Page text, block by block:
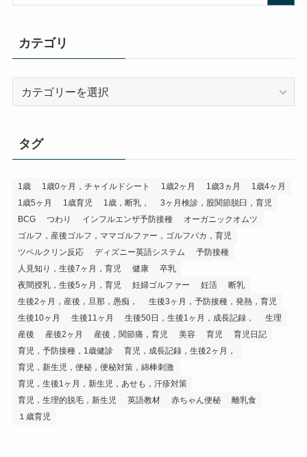
カテゴリ
タグ
1歳 1歳0ヶ月，チャイルドシート 1歳2ヶ月 1歳3ヵ月
1歳4ヶ月
1歳5ヶ月
1歳育児 1歳，断乳，
3ヶ月検診，股関節脱臼，育児
BCG
つわり インフルエンザ予防接種
オーガニックオムツ
ゴルフ，産後ゴルフ，ママゴルファー，ゴルフバカ，育児
ツベルクリン反応
ディズニー英語システム
予防接種
人見知り，生後7ヶ月，育児
健康
卒乳
夜間授乳，生後5ヶ月，育児
妊婦ゴルファー 妊活
断乳
生後2ヶ月，産後，旦那，愚痴，
生後3ヶ月，予防接種，発熱，育児
生後10ヶ月
生後11ヶ月 生後50日，生後1ヶ月，成長記録，
生理
産後
産後2ヶ月 産後，関節痛，育児 美容 育児
育児日記
育児，予防接種，1歳健診
育児，成長記録，生後2ヶ月，
育児，新生児，便秘，便秘対策，綿棒刺激
育児，生後1ヶ月，新生児，あせも，汗疹対策
育児，生理的脱毛，新生児
英語教材 赤ちゃん便秘
離乳食
１歳育児